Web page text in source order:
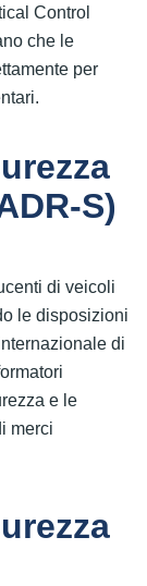
Control
che le
per
S)
di veicoli
le disposizioni
di
e le
merci